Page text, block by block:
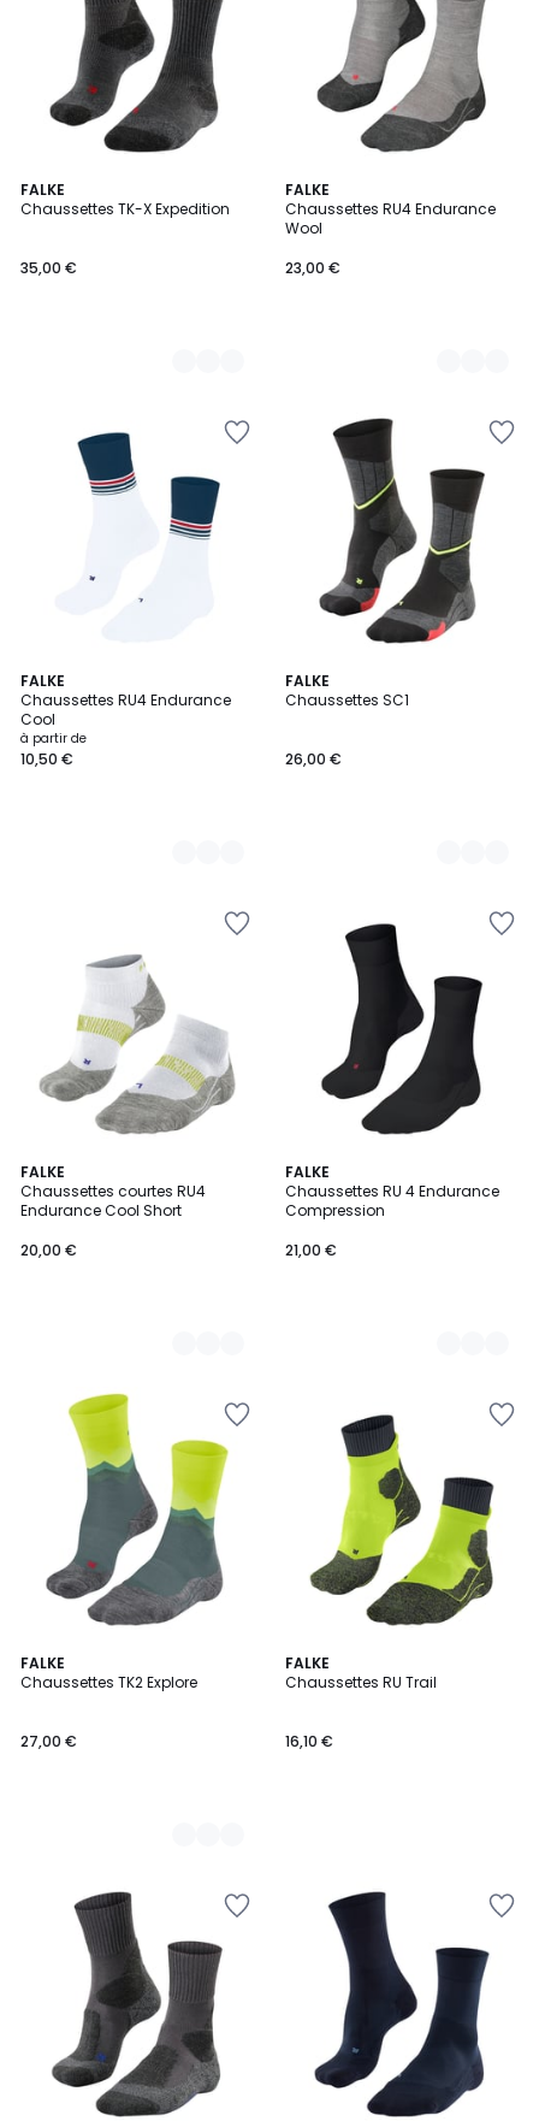
FALKE
Chaussettes TK-X Expedition
35,00 €
3
Couleurs
FALKE
Chaussettes RU4 Endurance
Wool
23,00 €
2
Couleurs
FALKE
Chaussettes RU4 Endurance
Cool
à partir de
10,50 €
3
Couleurs
FALKE
Chaussettes SC1
26,00 €
2
Couleurs
FALKE
Chaussettes courtes RU4
Endurance Cool Short
20,00 €
3
Couleurs
FALKE
Chaussettes RU 4 Endurance
Compression
21,00 €
2
Couleurs
FALKE
Chaussettes TK2 Explore
27,00 €
5
Couleurs
FALKE
Chaussettes RU Trail
16,10 €